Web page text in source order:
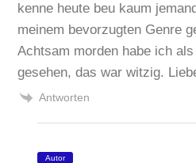
kenne heute beu kaum
meinem bevorzugten Genre
Achtsam morden habe ich
gesehen, das war witzig.
Antworten
Autor